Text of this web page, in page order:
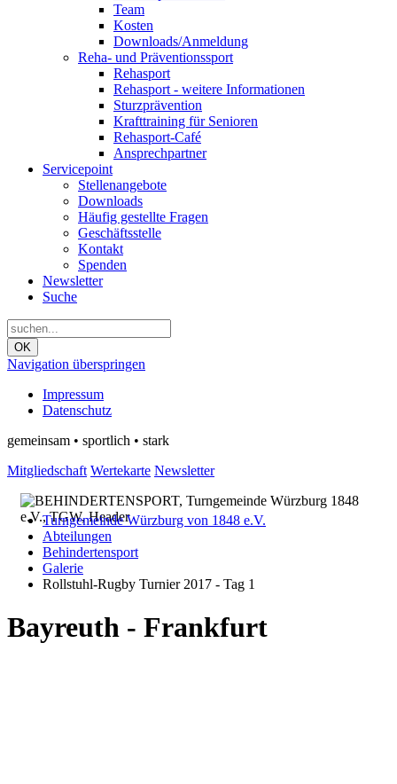
Team
Kosten
Downloads/Anmeldung
Reha- und Präventionssport
Rehasport
Rehasport - weitere Informationen
Sturzprävention
Krafttraining für Senioren
Rehasport-Café
Ansprechpartner
Servicepoint
Stellenangebote
Downloads
Häufig gestellte Fragen
Geschäftsstelle
Kontakt
Spenden
Newsletter
Suche
OK
Navigation überspringen
Impressum
Datenschutz
gemeinsam • sportlich • stark
Mitgliedschaft Wertekarte Newsletter
Turngemeinde Würzburg von 1848 e.V.
Abteilungen
Behindertensport
Galerie
Rollstuhl-Rugby Turnier 2017 - Tag 1
Bayreuth - Frankfurt